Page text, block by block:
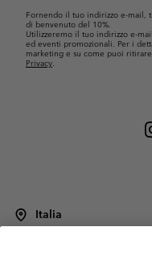
Fornendo il tuo indirizzo e-mail,
di benvenuto del 10%.
Utilizzeremo il tuo indirizzo e-
ed eventi promozionali. Per i
marketing e su come puoi
Privacy.
Italia